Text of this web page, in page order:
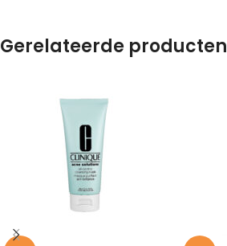
Gerelateerde producten